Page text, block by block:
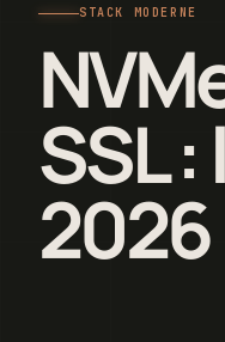
STACK MODERNE
SSL
2026